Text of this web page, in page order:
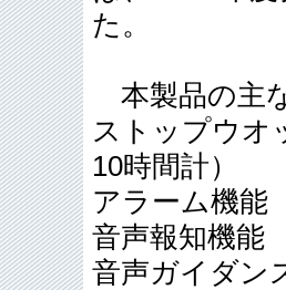
た。
本製品の主
ストップウオ
10時間計）
アラーム機能
音声報知機能
音声ガイダン